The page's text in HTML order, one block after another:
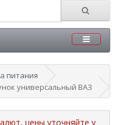
питания
универсальный ВАЗ
цены уточняйте у